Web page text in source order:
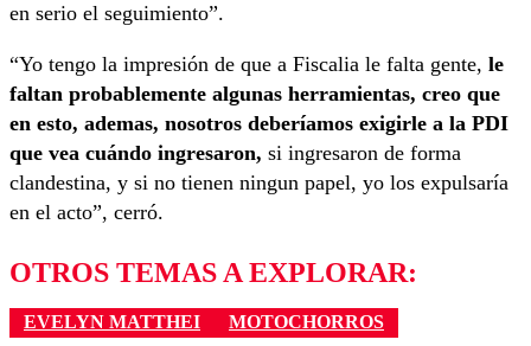
en serio el seguimiento”.
“Yo tengo la impresión de que a Fiscalia le falta gente, le
faltan probablemente algunas herramientas, creo que
en esto, ademas, nosotros deberíamos exigirle a la PDI
que vea cuándo ingresaron, si ingresaron de forma
clandestina, y si no tienen ningun papel, yo los expulsaría
en el acto”, cerró.
OTROS TEMAS A EXPLORAR:
EVELYN MATTHEI MOTOCHORROS